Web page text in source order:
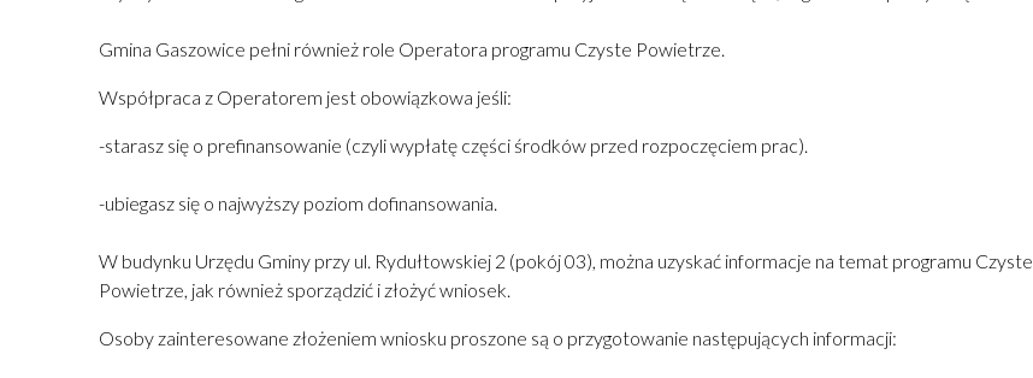
Gmina Gaszowice pełni również role Operatora programu Czyste Powietrze.
Współpraca z Operatorem jest obowiązkowa jeśli:
-starasz się o prefinansowanie (czyli wypłatę części środków przed rozpoczęciem prac).
-ubiegasz się o najwyższy poziom dofinansowania.
W budynku Urzędu Gminy przy ul. Rydułtowskiej 2 (pokój 03), można uzyskać informacje na temat programu Czyste
Powietrze, jak również sporządzić i złożyć wniosek.
Osoby zainteresowane złożeniem wniosku proszone są o przygotowanie następujących informacji: